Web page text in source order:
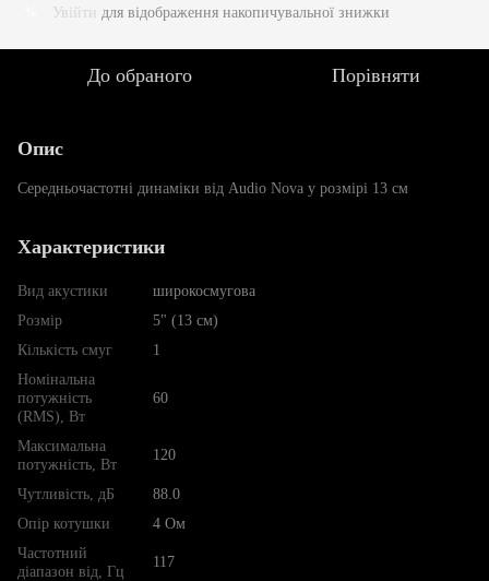
Увійти для відображення накопичувальної знижки
До обраного Порівняти
Опис
Середньочастотні динаміки від Audio Nova у розмірі 13 см
Характеристики
Вид акустики
широкосмугова
Розмір
5" (13 см)
Кількість смуг
1
Номінальна
потужність
(RMS), Вт
60
Максимальна
потужність, Вт
120
Чутливість, дБ
88.0
Опір котушки
4 Ом
Частотний
діапазон від, Гц
117